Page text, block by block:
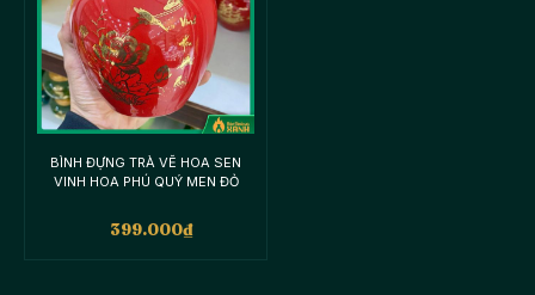
BÌNH ĐỰNG TRÀ VẼ HOA SEN
VINH HOA PHÚ QUÝ MEN ĐỎ
399.000₫